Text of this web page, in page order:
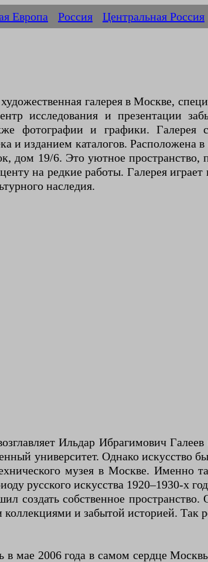
Европа Россия Центральная Россия
галерея в Москве,
исследования и презентации
фотографии и графики. Галерея
и изданием каталогов.
дом 19/6. Это уютное пространство,
на редкие работы. Галерея
наследия.
Ильдар Ибрагимович
университет. Однако искусство
музея в Москве. Именно
русского искусства 1920–1930-х
создать собственное
и забытой историей. Так
в мае 2006 года в самом сердце